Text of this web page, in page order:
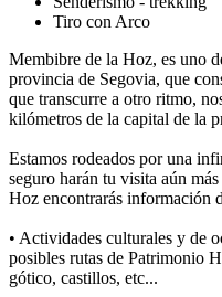
Tiro con Arco
Membibre de la Hoz, es uno
provincia de Segovia, que
que transcurre a otro ritmo,
kilómetros de la capital de la
Estamos rodeados por una
seguro harán tu visita aún
Hoz encontrarás información
• Actividades culturales y de
posibles rutas de Patrimonio
gótico, castillos, etc...